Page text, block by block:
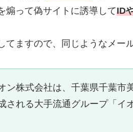
煽って偽サイトに誘導してID
てますので、同じようなメー
ン株式会社は、千葉県千葉市
される大手流通グループ「イ